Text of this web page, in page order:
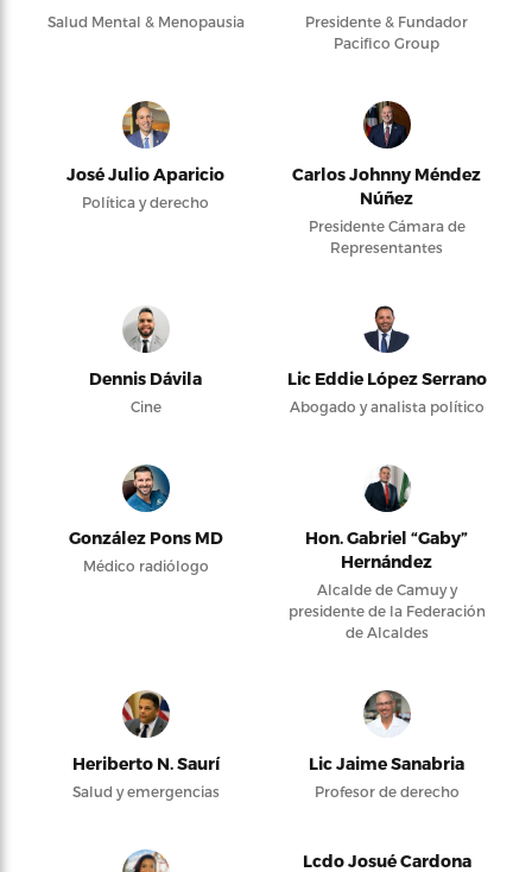
Salud Mental & Menopausia
Presidente & Fundador
Pacifico Group
José Julio Aparicio
Política y derecho
Carlos Johnny Méndez
Núñez
Presidente Cámara de
Representantes
Dennis Dávila
Cine
Lic Eddie López Serrano
Abogado y analista político
González Pons MD
Médico radiólogo
Hon. Gabriel “Gaby”
Hernández
Alcalde de Camuy y
presidente de la Federación
de Alcaldes
Heriberto N. Saurí
Salud y emergencias
Lic Jaime Sanabria
Profesor de derecho
Lcdo Josué Cardona